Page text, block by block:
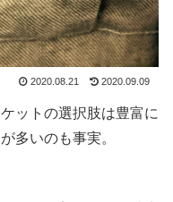
2020.08.21 2020.09.09
ットの選択肢は豊富に
多いのも事実。